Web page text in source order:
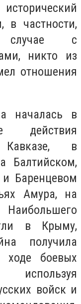
в частности,
с
никто из
отношения
началась в
действия
Кавказе, в
Балтийском,
Баренцевом
Амура, на
в Крыму,
получила
ходе боевых
войск и